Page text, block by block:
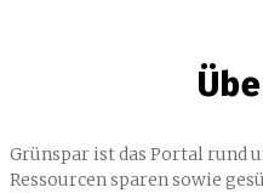
Grünspar ist das Portal rund
Ressourcen sparen sowie